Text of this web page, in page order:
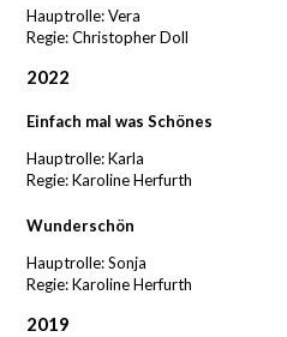
Hauptrolle: Vera
Regie: Christopher Doll
2022
Einfach mal was Schönes
Hauptrolle: Karla
Regie: Karoline Herfurth
Wunderschön
Hauptrolle: Sonja
Regie: Karoline Herfurth
2019